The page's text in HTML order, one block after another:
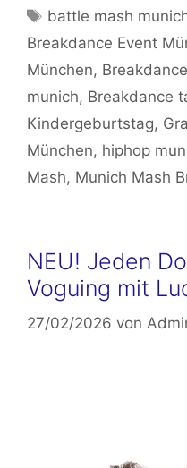
Schlagwörter
battle mash
Breakdance Event
München,
munich, Breakdance
Kindergeburtstag,
München, hiphop
Mash, Munich Mash
NEU! Jeden
Voguing mit
27/02/2026 von